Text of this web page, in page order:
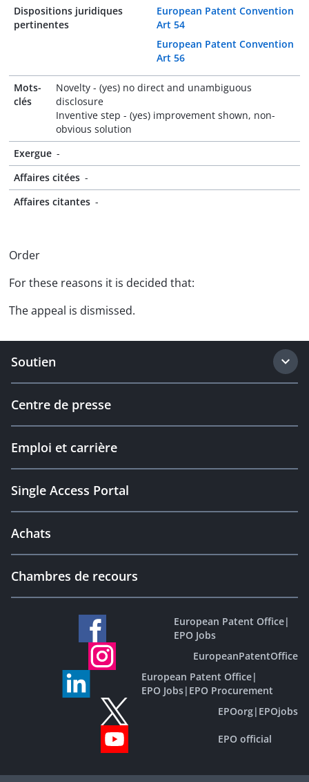
Dispositions juridiques
pertinentes
European Patent Convention
Art 54
European Patent Convention
Art 56
Mots-
clés
Novelty - (yes) no direct and unambiguous
disclosure
Inventive step - (yes) improvement shown, non-
obvious solution
Exergue -
Affaires citées -
Affaires citantes -
Order
For these reasons it is decided that:
The appeal is dismissed.
Soutien
Centre de presse
Emploi et carrière
Single Access Portal
Achats
Chambres de recours
European Patent Office|
EPO Jobs
EuropeanPatentOffice
European Patent Office|
EPO Jobs| EPO Procurement
EPOorg| EPOjobs
EPO official